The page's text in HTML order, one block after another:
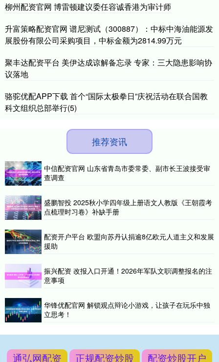
柳州配资官网 博雷顿建议委任容诚香港为审计师
升富策略配资官网 谱尼测试（300887）：中标中海油能源发
展股份有限公司采购项目，中标金额为2814.99万元
聚丰达配资平台 美伊达成谅解备忘录 专家：三大隐患影响协
议落地
骆驼优配APP下载 首个“国际太极拳日”庆祝活动在联合国教
科文组织总部举行(5)
推荐资讯
中信配资官网 山东省青岛市委常委、副市长王波接受审
查调查
盛鹏智投 2025秋小学四年级上册语文人教版《王朝霞考
点梳理时习卷》补缺手册
配资开户平台 欧盟向苏丹认捐逾8亿欧元人道主义和发展
援助
振兴配资 改报入口开通！2026年军队文职调整报名的注
意事项
华锋优配官网 解锁观点辩论小游戏，让孩子在玩乐中独
立思考！
通弘网配资 正规配资炒股 配资炒股开户